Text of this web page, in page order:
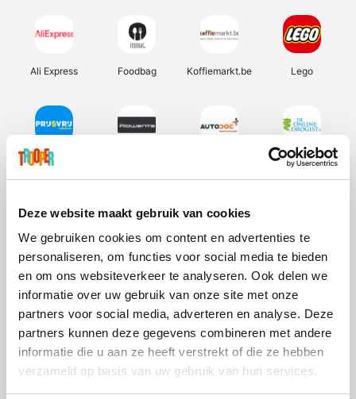
Deze website maakt gebruik van cookies
We gebruiken cookies om content en advertenties te
personaliseren, om functies voor social media te bieden
en om ons websiteverkeer te analyseren. Ook delen we
informatie over uw gebruik van onze site met onze
partners voor social media, adverteren en analyse. Deze
partners kunnen deze gegevens combineren met andere
informatie die u aan ze heeft verstrekt of die ze hebben
verzameld op basis van uw gebruik van hun services.
Ali Express Foodbag Koffiemarkt.be Lego
Prijsvrij De Online Drogist
Vidaxl Lampenlicht.be Plopsa Adidas
All Accor